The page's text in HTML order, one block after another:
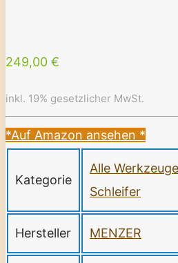
249,00 €
inkl. 19% gesetzlicher MwSt.
*Auf Amazon ansehen *
Kategorie
Alle Werkzeuge
Schleifer
Hersteller MENZER